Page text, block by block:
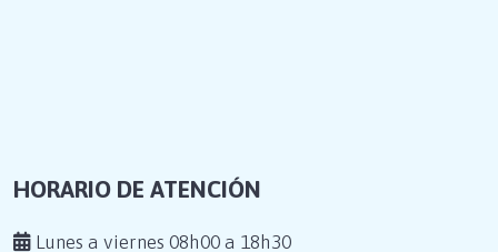
HORARIO DE ATENCIÓN
Lunes a viernes 08h00 a 18h30